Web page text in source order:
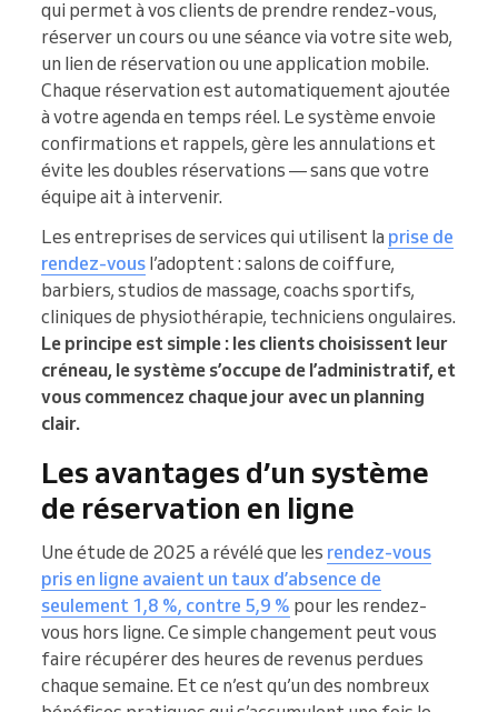
qui permet à vos clients de prendre rendez-vous,
réserver un cours ou une séance via votre site web,
un lien de réservation ou une application mobile.
Chaque réservation est automatiquement ajoutée
à votre agenda en temps réel. Le système envoie
confirmations et rappels, gère les annulations et
évite les doubles réservations — sans que votre
équipe ait à intervenir.
Les entreprises de services qui utilisent la prise de
rendez-vous l’adoptent : salons de coiffure,
barbiers, studios de massage, coachs sportifs,
cliniques de physiothérapie, techniciens ongulaires.
Le principe est simple : les clients choisissent leur
créneau, le système s’occupe de l’administratif, et
vous commencez chaque jour avec un planning
clair.
Les avantages d’un système
de réservation en ligne
Une étude de 2025 a révélé que les rendez-vous
pris en ligne avaient un taux d’absence de
seulement 1,8 %, contre 5,9 % pour les rendez-
vous hors ligne. Ce simple changement peut vous
faire récupérer des heures de revenus perdues
chaque semaine. Et ce n’est qu’un des nombreux